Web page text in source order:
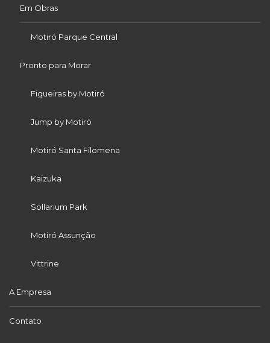
Em Obras
Motiró Parque Central
Pronto para Morar
Figueiras by Motiró
Jump by Motiró
Motiró Santa Filomena
Kaizuka
Sollarium Park
Motiró Assunção
Vittrine
A Empresa
Contato